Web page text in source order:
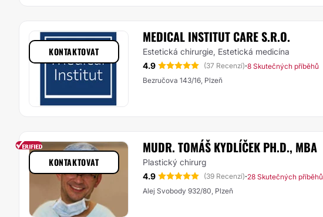
MEDICAL INSTITUT CARE S.R.O.
Estetická chirurgie, Estetická medicína
4.9
(37 Recenzí)·8 Skutečných příběhů
Bezručova 143/16, Plzeň
KONTAKTOVAT
MUDR. TOMÁŠ KYDLÍČEK PH.D., MBA
Plastický chirurg
4.9
(39 Recenzí)·28 Skutečných příběhů
Alej Svobody 932/80, Plzeň
KONTAKTOVAT